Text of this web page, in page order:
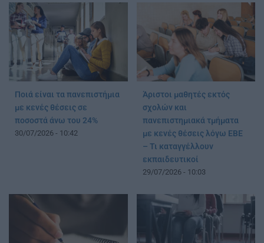
Ποιά είναι τα πανεπιστήμια
με κενές θέσεις σε
ποσοστά άνω του 24%
30/07/2026 - 10:42
Άριστοι μαθητές εκτός
σχολών και
πανεπιστημιακά τμήματα
με κενές θέσεις λόγω ΕΒΕ
– Τι καταγγέλλουν
εκπαιδευτικοί
29/07/2026 - 10:03